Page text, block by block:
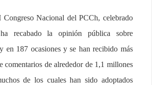
Nacional del PCCh, celebrado
recabado la opinión pública sobre
en 187 ocasiones y se han recibido más
comentarios de alrededor de 1,1 millones
de los cuales han sido adoptados